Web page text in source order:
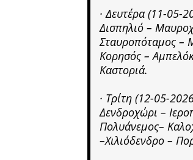
· Δευτέρα (11-05-
Δισπηλιό –
Σταυροπόταμος –
Κορησός –
Καστοριά.
· Τρίτη (12-05-
Δενδροχώρι –
Πολυάνεμος–
–Χιλιόδενδρο –